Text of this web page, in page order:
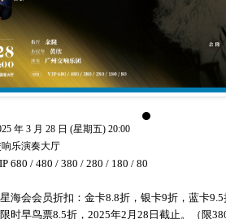
年 3 月 28 日 (星期五) 20:00
乐演奏大厅
680 / 480 / 380 / 280 / 180 / 80
海会会员折扣：金卡8.8折，银卡9折，蓝卡9.5
时早鸟票8.5折，2025年2月28日截止。（限